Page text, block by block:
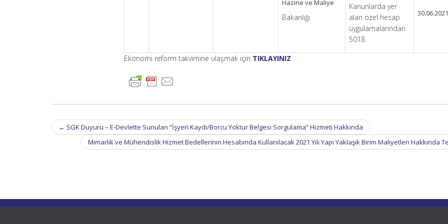
Hazine ve Maliye
Bakanlığı
Kanunlarda yer
alan özel hesap
uygulamalarından
5018
30.06.2021
Ekonomi reform takvimine ulaşmak için TIKLAYINIZ
Post
navigation
← SGK Duyuru – E-Devlette Sunulan “İşyeri Kaydı/Borcu Yoktur Belgesi Sorgulama” Hizmeti Hakkında
Mimarlık ve Mühendislik Hizmet Bedellerinin Hesabında Kullanılacak 2021 Yılı Yapı Yaklaşık Birim Maliyetleri Hakkında